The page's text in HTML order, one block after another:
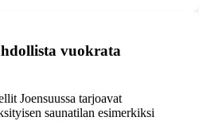
vuokrata
Joensuussa tarjoavat
saunatilan esimerkiksi